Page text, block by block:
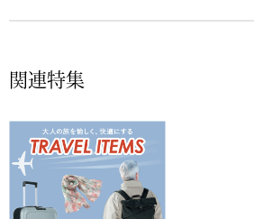
ーブルウェア
関連特集